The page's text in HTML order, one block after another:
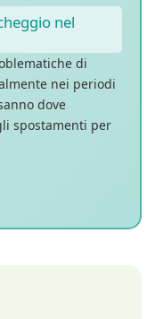
nel
di
nei periodi
dove
spostamenti per